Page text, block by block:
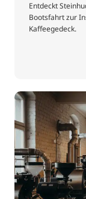
Entdeckt
Bootsfahrt zur
Kaffeegedeck.